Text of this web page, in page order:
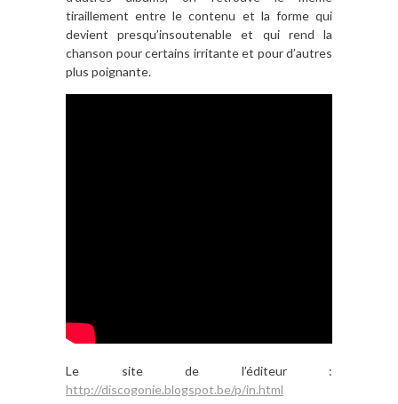
tiraillement entre le contenu et la forme qui
devient presqu’insoutenable et qui rend la
chanson pour certains irritante et pour d’autres
plus poignante.
Le site de l’éditeur :
http://discogonie.blogspot.be/p/in.html